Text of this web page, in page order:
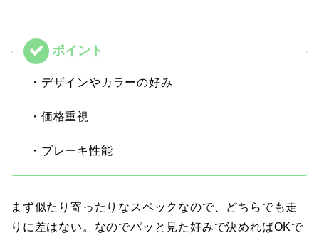
・デザインやカラーの好み
・価格重視
・ブレーキ性能
まず似たり寄ったりなスペックなので、どちらでも走
りに差はない。なのでパッと見た好みで決めればOKで